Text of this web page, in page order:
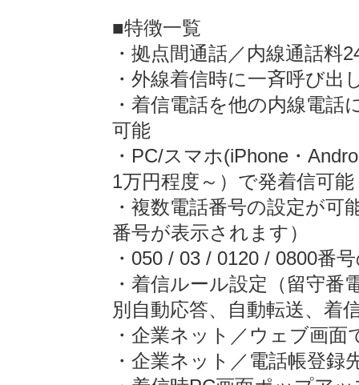
■特徴一覧
・拠点間通話／内線通話料
・外線着信時に一斉呼び出
・着信電話を他の内線電
可能
・PC/スマホ(iPhone・
1万円程度～）で発着信可能
・複数電話番号の設定が可
番号が表示されます）
・050 / 03 / 0120 / 0800番
・着信ルール設定（留守番
別自動応答、自動転送、着
・企業ネット／ウェブ画面
・企業ネット／電話帳登録